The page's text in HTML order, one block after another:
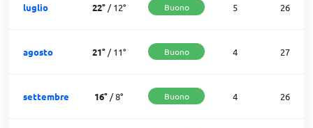
luglio 22°/12° Buono 5 26
agosto 21°/11° Buono 4 27
settembre 16° /8° Buono 4 26